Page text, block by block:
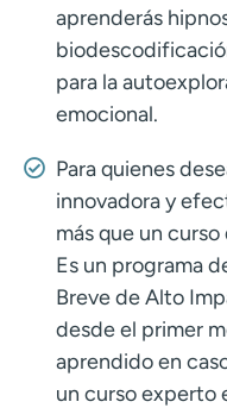
aprenderás
para la
emocional.
Para quienes
innovadora y
más que un
Es un programa
Breve de Alto
desde el primer
aprendido en
un curso experto